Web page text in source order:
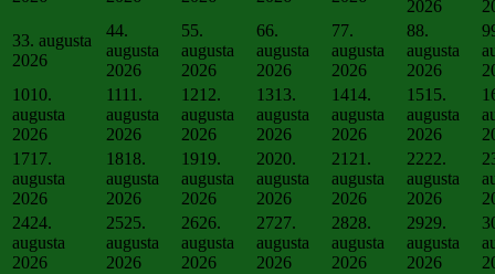
2026
33. augusta
2026
44.
augusta
2026
55.
augusta
2026
66.
augusta
2026
77.
augusta
2026
88.
augusta
2026
9
1010.
augusta
2026
1111.
augusta
2026
1212.
augusta
2026
1313.
augusta
2026
1414.
augusta
2026
1515.
augusta
2026
1717.
augusta
2026
1818.
augusta
2026
1919.
augusta
2026
2020.
augusta
2026
2121.
augusta
2026
2222.
augusta
2026
2424.
augusta
2026
2525.
augusta
2026
2626.
augusta
2026
2727.
augusta
2026
2828.
augusta
2026
2929.
augusta
2026